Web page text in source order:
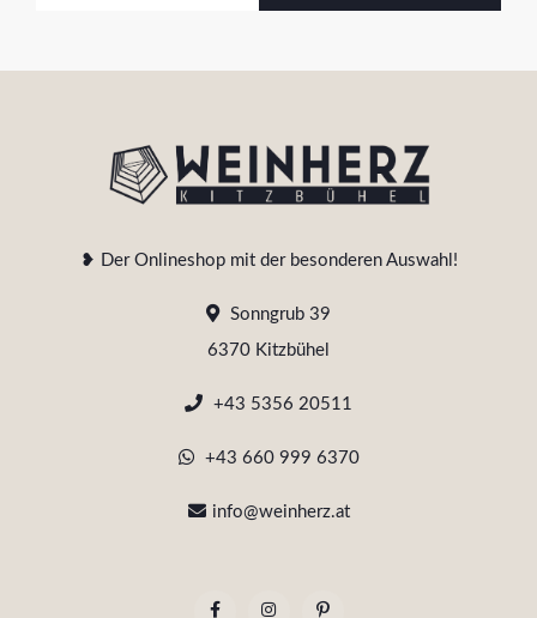
❥ Der Onlineshop mit der besonderen Auswahl!
Sonngrub 39
6370 Kitzbühel
+43 5356 20511
+43 660 999 6370
info@weinherz.at